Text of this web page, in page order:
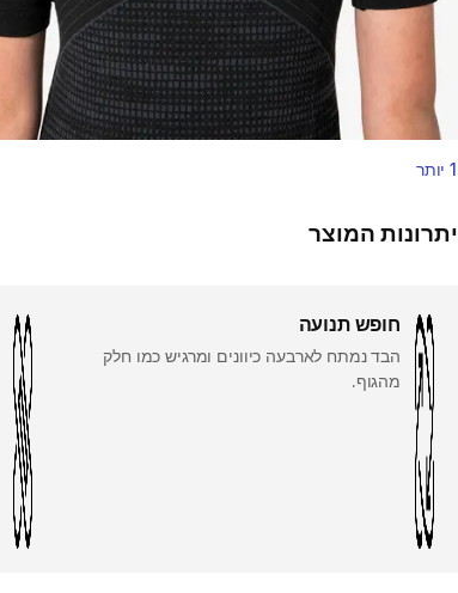
1 יותר
יתרונות המוצר
חופש תנועה
הבד נמתח לארבעה כיוונים ומרגיש כמו חלק
מהגוף.